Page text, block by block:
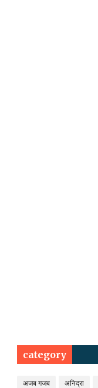
category
अजब गजब अनिद्रा